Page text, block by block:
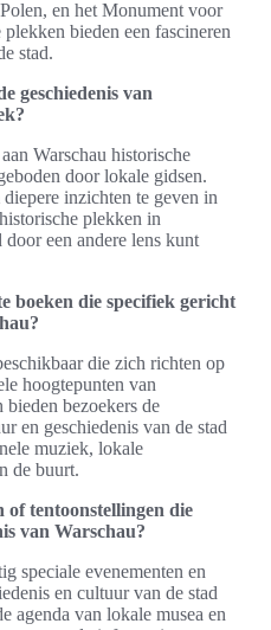
en het Monument voor
bieden een fascineren
stad.
geschiedenis van
Warschau historische
door lokale gidsen.
inzichten te geven in
plekken in
een andere lens kunt
boeken die specifiek gericht
die zich richten op
hoogtepunten van
bezoekers de
en geschiedenis van de stad
muziek, lokale
de buurt.
of tentoonstellingen die
van Warschau?
speciale evenementen en
en cultuur van de stad
agenda van lokale musea en